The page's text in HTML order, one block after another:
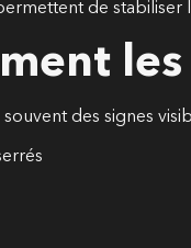
de
des signes